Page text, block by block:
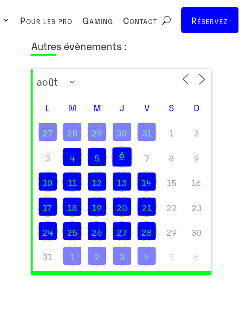
Pour les pro Gaming Contact Réservez
Autres évènements :
L M M J V S D
27 28 29 30 31 1 2
3 4 5 6 7 8 9
10 11 12 13 14 15 16
17 18 19 20 21 22 23
24 25 26 27 28 29 30
31 1 2 3 4 5 6